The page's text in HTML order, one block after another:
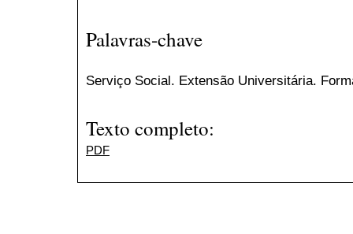
Palavras-chave
Serviço Social. Extensão Universitária.
Texto completo:
PDF